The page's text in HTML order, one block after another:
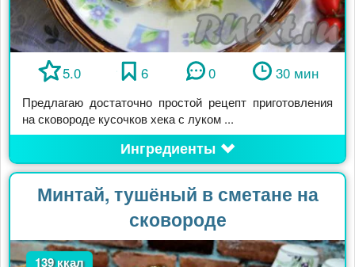
5.0 6 0 30 мин
Предлагаю достаточно простой рецепт приготовления
на сковороде кусочков хека с луком ...
Ингредиенты
Минтай, тушёный в сметане на
сковороде
139 ккал